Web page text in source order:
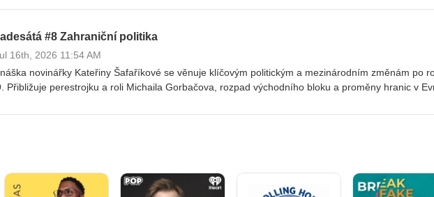
Věnuje se také proměně veřejného prostoru, památkové péči, rozvoji infrastruktury i
změny 90. let a utvářela podobu měst i krajiny.
#8 Zahraniční politika
16th, 2026 11:54 AM
novinářky Kateřiny Šafaříkové se věnuje klíčovým politickým a mezinárodním změnám po
Přibližuje perestrojku a roli Michaila Gorbačova, rozpad východního bloku a proměny hranic v
a České republiky do širšího globálního kontextu, dotýká se vstupu do EU a NATO,